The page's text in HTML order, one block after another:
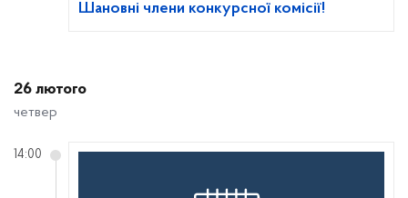
Шановні члени конкурсної комісії!
26 лютого
четвер
14:00